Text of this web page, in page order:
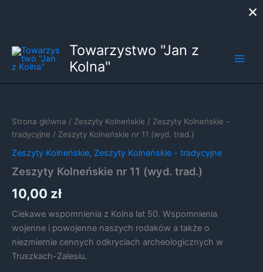
treści
Towarzystwo "Jan z
Kolna"
Strona główna / Zeszyty Kolneńskie / Zeszyty Kolneńskie -
tradycyjne / Zeszyty Kolneńskie nr 11 (wyd. trad.)
Zeszyty Kolneńskie, Zeszyty Kolneńskie - tradycyjne
Zeszyty Kolneńskie nr 11 (wyd. trad.)
10,00 zł
Ciekawe wspomnienia z Kolna lat 50. Wspomnienia
wojenne i powojenne naszych rodaków a także o
niezmiernie cennych odkryciach archeologicznych w
Truszkach-Zalesiu.
×